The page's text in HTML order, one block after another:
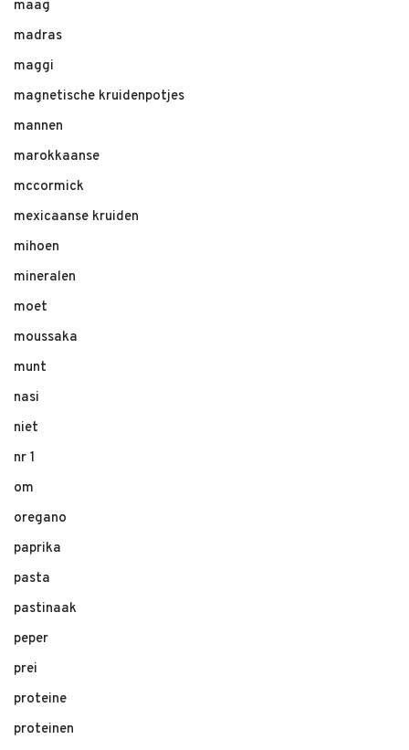
maag
madras
maggi
magnetische kruidenpotjes
mannen
marokkaanse
mccormick
mexicaanse kruiden
mihoen
mineralen
moet
moussaka
munt
nasi
niet
nr 1
om
oregano
paprika
pasta
pastinaak
peper
prei
proteine
proteinen